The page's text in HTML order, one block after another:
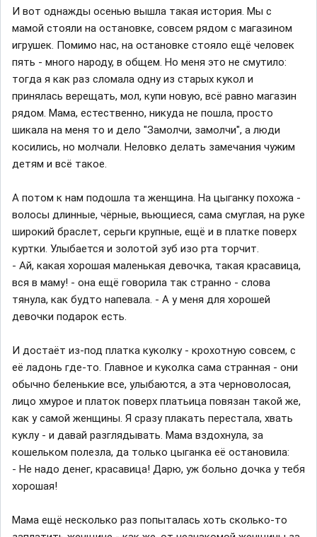
И вот однажды осенью вышла такая история. Мы с
мамой стояли на остановке, совсем рядом с магазином
игрушек. Помимо нас, на остановке стояло ещё человек
пять - много народу, в общем. Но меня это не смутило:
тогда я как раз сломала одну из старых кукол и
принялась верещать, мол, купи новую, всё равно магазин
рядом. Мама, естественно, никуда не пошла, просто
шикала на меня то и дело "Замолчи, замолчи", а люди
косились, но молчали. Неловко делать замечания чужим
детям и всё такое.
А потом к нам подошла та женщина. На цыганку похожа -
волосы длинные, чёрные, вьющиеся, сама смуглая, на руке
широкий браслет, серьги крупные, ещё и в платке поверх
куртки. Улыбается и золотой зуб изо рта торчит.
- Ай, какая хорошая маленькая девочка, такая красавица,
вся в маму! - она ещё говорила так странно - слова
тянула, как будто напевала. - А у меня для хорошей
девочки подарок есть.
И достаёт из-под платка куколку - крохотную совсем, с
её ладонь где-то. Главное и куколка сама странная - они
обычно беленькие все, улыбаются, а эта черноволосая,
лицо хмурое и платок поверх платьица повязан такой же,
как у самой женщины. Я сразу плакать перестала, хвать
куклу - и давай разглядывать. Мама вздохнула, за
кошельком полезла, да только цыганка её остановила:
- Не надо денег, красавица! Дарю, уж больно дочка у тебя
хорошая!
Мама ещё несколько раз попыталась хоть сколько-то